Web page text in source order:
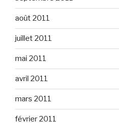
août 2011
juillet 2011
mai 2011
avril 2011
mars 2011
février 2011